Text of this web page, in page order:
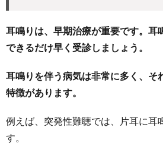
耳鳴りは、早期治療が重要です。耳
できるだけ早く受診しましょう。
耳鳴りを伴う病気は非常に多く、そ
特徴があります。
例えば、突発性難聴では、片耳に耳
す。